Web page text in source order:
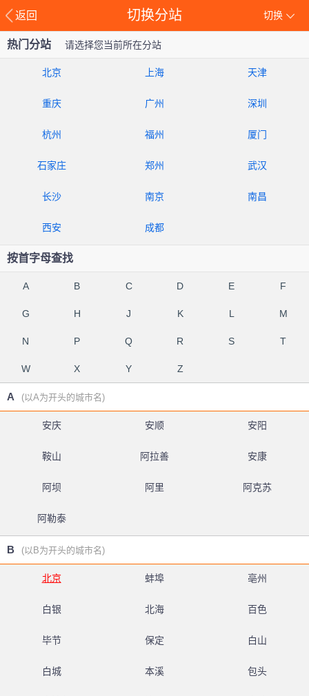
返回 切换
切换分站
热门分站 请选择您当前所在分站
北京 上海 天津
重庆 广州 深圳
杭州 福州 厦门
石家庄 郑州 武汉
长沙 南京 南昌
西安 成都
按首字母查找
A B C D E F
G H J K L M
N P Q R S T
W X Y Z
A (以A为开头的城市名)
安庆 安顺 安阳
鞍山 阿拉善 安康
阿坝 阿里 阿克苏
阿勒泰
B (以B为开头的城市名)
北京 蚌埠 亳州
白银 北海 百色
毕节 保定 白山
白城 本溪 包头